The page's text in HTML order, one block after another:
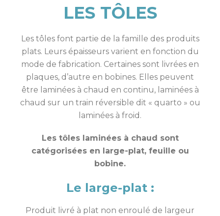
LES TÔLES
Les tôles font partie de la famille des produits
plats. Leurs épaisseurs varient en fonction du
mode de fabrication. Certaines sont livrées en
plaques, d’autre en bobines. Elles peuvent
être laminées à chaud en continu, laminées à
chaud sur un train réversible dit « quarto » ou
laminées à froid.
Les tôles laminées à chaud sont
catégorisées en large-plat, feuille ou
bobine.
Le large-plat :
Produit livré à plat non enroulé de largeur